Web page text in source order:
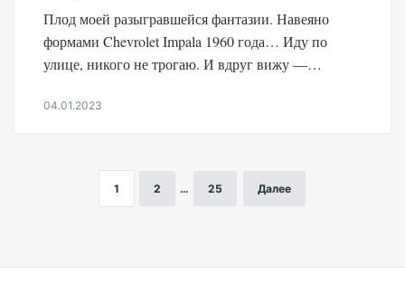
Плод моей разыгравшейся фантазии. Навеяно
формами Chevrolet Impala 1960 года… Иду по
улице, никого не трогаю. И вдруг вижу —…
04.01.2023
Пагинация
1 2 … 25 Далее